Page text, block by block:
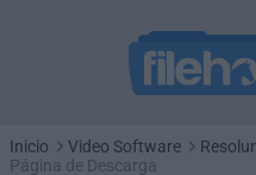
Inicio Video Software
Página de Descarga